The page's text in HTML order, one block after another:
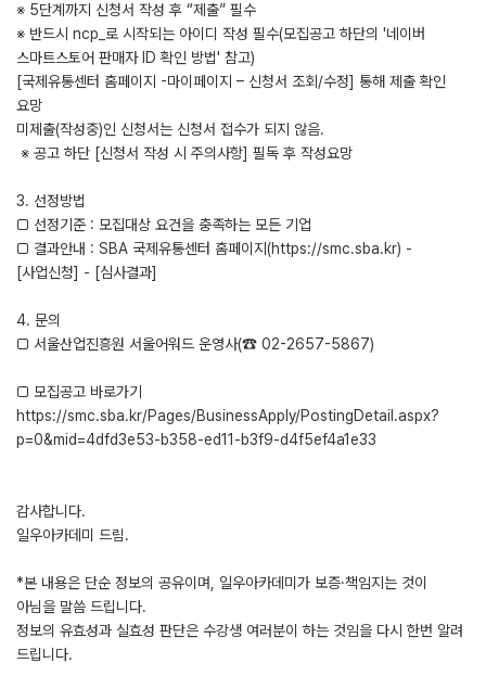
※ 5단계까지 신청서 작성 후 “제출” 필수
※ 반드시 ncp_로 시작되는 아이디 작성 필수(모집공고 하단의 '네이버
스마트스토어 판매자 ID 확인 방법' 참고)
[국제유통센터 홈페이지 -마이페이지 – 신청서 조회/수정] 통해 제출 확인
요망
미제출(작성중)인 신청서는 신청서 접수가 되지 않음.
※ 공고 하단 [신청서 작성 시 주의사항] 필독 후 작성요망
3. 선정방법
□ 선정기준 : 모집대상 요건을 충족하는 모든 기업
□ 결과안내 : SBA 국제유통센터 홈페이지(https://smc.sba.kr) -
[사업신청] - [심사결과]
4. 문의
□ 서울산업진흥원 서울어워드 운영사(☎ 02-2657-5867)
□ 모집공고 바로가기
https://smc.sba.kr/Pages/BusinessApply/PostingDetail.aspx?
p=0&mid=4dfd3e53-b358-ed11-b3f9-d4f5ef4a1e33
감사합니다.
일우아카데미 드림.
*본 내용은 단순 정보의 공유이며, 일우아카데미가 보증·책임지는 것이
아님을 말씀 드립니다.
정보의 유효성과 실효성 판단은 수강생 여러분이 하는 것임을 다시 한번 알려
드립니다.